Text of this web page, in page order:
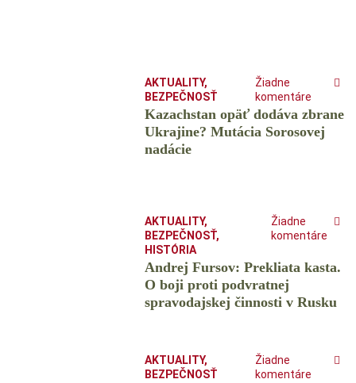
AKTUALITY,
BEZPEČNOSŤ
Žiadne
komentáre
Kazachstan opäť dodáva zbrane
Ukrajine? Mutácia Sorosovej
nadácie
AKTUALITY,
BEZPEČNOSŤ,
HISTÓRIA
Žiadne
komentáre
Andrej Fursov: Prekliata kasta.
O boji proti podvratnej
spravodajskej činnosti v Rusku
AKTUALITY,
BEZPEČNOSŤ
Žiadne
komentáre